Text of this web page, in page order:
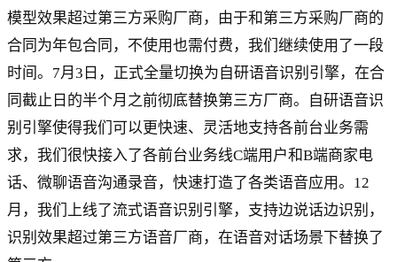
模型效果超过第三方采购厂商，由于和第三方采购厂商的
合同为年包合同，不使用也需付费，我们继续使用了一段
时间。7月3日，正式全量切换为自研语音识别引擎，在合
同截止日的半个月之前彻底替换第三方厂商。自研语音识
别引擎使得我们可以更快速、灵活地支持各前台业务需
求，我们很快接入了各前台业务线C端用户和B端商家电
话、微聊语音沟通录音，快速打造了各类语音应用。12
月，我们上线了流式语音识别引擎，支持边说话边识别，
识别效果超过第三方语音厂商，在语音对话场景下替换了